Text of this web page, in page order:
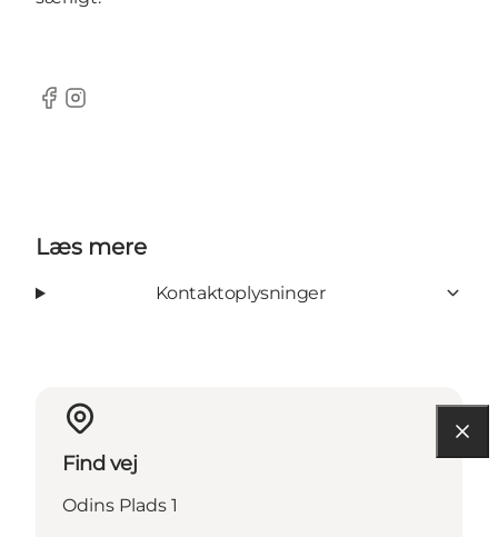
Facebook
Instagram
Læs mere
Kontaktoplysninger
Find vej
Odins Plads 1